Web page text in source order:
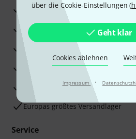
über die Cookie-Einstellungen (
Geht klar
Cookies ablehnen
Impressum ·
3 Jahre Thomann Garantie
30 Tage Money-Back-Garantie
Reparaturservice
Beratung durch Fachexperten
Zufriedenheitsgarantie
Europas größtes Versandlager
Service